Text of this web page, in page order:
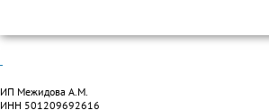
ИП Межидова А.М.
ИНН 501209692616